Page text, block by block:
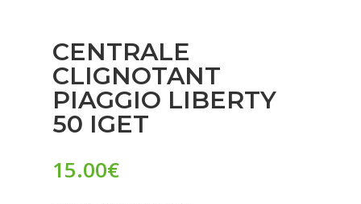
CENTRALE
CLIGNOTANT
PIAGGIO LIBERTY
50 IGET
15.00€